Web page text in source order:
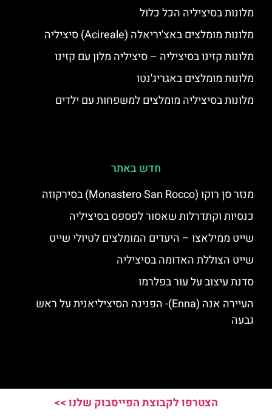
מלונות בסיציליה הכל כלול
מלונות מומלצים באצ'יריאלה (Acireale) סיציליה
מלונות קזינו בסיציליה – סיציליה מלון עם קזינו
מלונות מומלצים באגריג'נטו
מלונות בסיציליה מומלצים למשפחות עם ילדים
חדש באתר
מנזר סן רוקו (Monastero San Rocco) בסירקוזה
כנסיות וקתדרלות שאסור לפספס בסיציליה
שייט ממילאצו – היעדים המומלצים לטיולי שייט
שייט הצוללת האדומה בסיציליה
סדנת עיצוב על עור בפלרמו
העיירה אנה (Enna)- הפנינה הסיציליאנית על ראש
גבעה
הצטרפו לקבוצת הפייסבוק שלנו >>